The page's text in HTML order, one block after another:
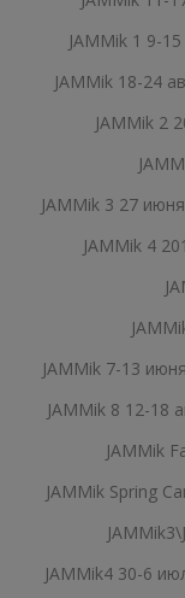
JAMMik 1 9-
JAMMik 18-24
JAMMik 2
JAMMik 3 27
JAMMik 4
JAMMik 7-13
JAMMik 8 12-18
JAMMik
JAMMik Spring
JAMMik4 30-6